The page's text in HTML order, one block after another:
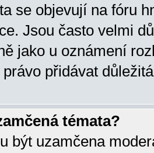
se objevují na fóru
Jsou často velmi
jako u oznámení
přidávat
témata?
být uzamčena